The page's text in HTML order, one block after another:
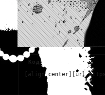
b2/2a/9/316875.png[/
Код: